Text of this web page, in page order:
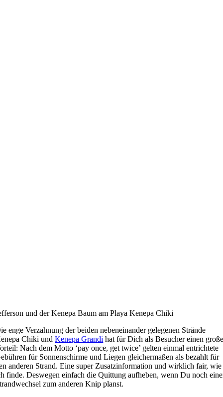
und der Kenepa Baum am Playa Kenepa Chiki
enge Verzahnung der beiden nebeneinander gelegenen Strände
Chiki undKenepa Grandi hat für Dich als Besucher einen
Nach dem Motto ‘pay once, get twice’ gelten einmal entrichtete
für Sonnenschirme und Liegen gleichermaßen als bezahlt für
anderen Strand. Eine super Zusatzinformation und wirklich fair, wie
finde. Deswegen einfach die Quittung aufheben, wenn Du noch
zum anderen Knip planst.